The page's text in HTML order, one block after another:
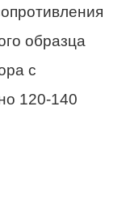
образца
с
120-140